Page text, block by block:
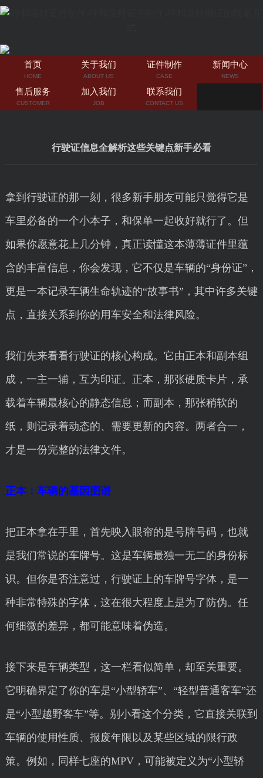
首页
HOME
关于我们
ABOUT US
证件制作
CASE
新闻中心
NEWS
售后服务
CUSTOMER
加入我们
JOB
联系我们
CONTACT US
行驶证信息全解析这些关键点新手必看
拿到行驶证的那一刻，很多新手朋友可能只觉得它是
车里必备的一个小本子，和保单一起收好就行了。但
如果你愿意花上几分钟，真正读懂这本薄薄证件里蕴
含的丰富信息，你会发现，它不仅是车辆的“身份证”，
更是一本记录车辆生命轨迹的“故事书”，其中许多关键
点，直接关系到你的用车安全和法律风险。
我们先来看看行驶证的核心构成。它由正本和副本组
成，一主一辅，互为印证。正本，那张硬质卡片，承
载着车辆最核心的静态信息；而副本，那张稍软的
纸，则记录着动态的、需要更新的内容。两者合一，
才是一份完整的法律文件。
正本：车辆的基因图谱
把正本拿在手里，首先映入眼帘的是号牌号码，也就
是我们常说的车牌号。这是车辆最独一无二的身份标
识。但你是否注意过，行驶证上的车牌号字体，是一
种非常特殊的字体，这在很大程度上是为了防伪。任
何细微的差异，都可能意味着伪造。
接下来是车辆类型，这一栏看似简单，却至关重要。
它明确界定了你的车是“小型轿车”、“轻型普通客车”还
是“小型越野客车”等。别小看这个分类，它直接关联到
车辆的使用性质、报废年限以及某些区域的限行政
策。例如，同样七座的MPV，可能被定义为“小型轿